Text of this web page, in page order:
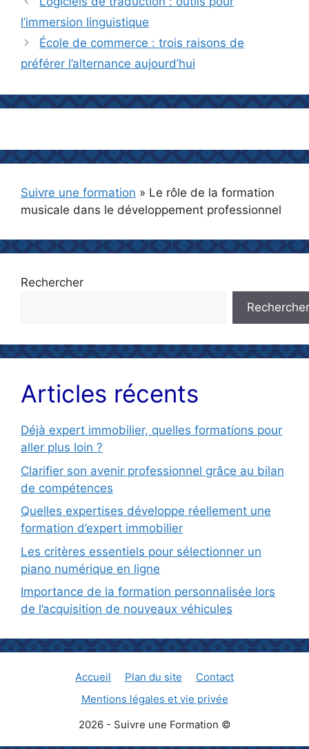
l’immersion linguistique
École de commerce : trois raisons de
préférer l’alternance aujourd’hui
Suivre une formation » Le rôle de la formation
musicale dans le développement professionnel
Rechercher
Rechercher
Articles récents
Déjà expert immobilier, quelles formations pour
aller plus loin ?
Clarifier son avenir professionnel grâce au bilan
de compétences
Quelles expertises développe réellement une
formation d’expert immobilier
Les critères essentiels pour sélectionner un
piano numérique en ligne
Importance de la formation personnalisée lors
de l’acquisition de nouveaux véhicules
Accueil Plan du site
Contact
Mentions légales et vie privée
2026 - Suivre une Formation ©